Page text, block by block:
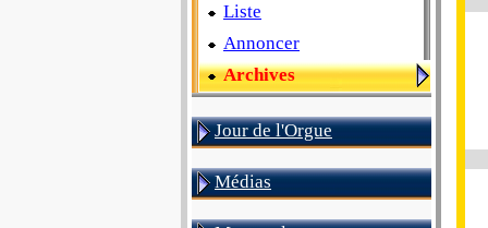
Liste
Annoncer
Archives
Jour de l'Orgue
Médias